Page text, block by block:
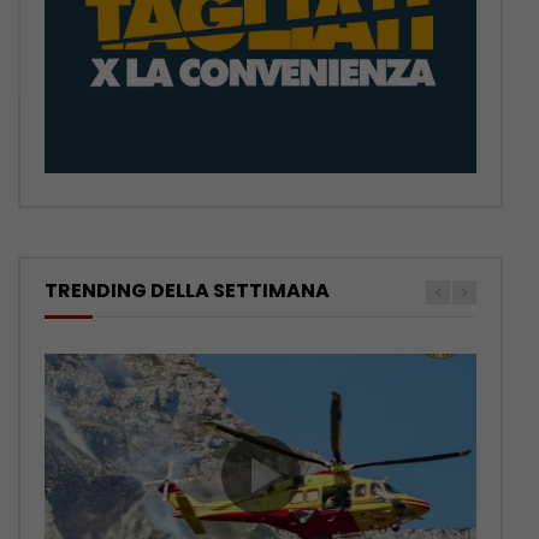
TRENDING DELLA SETTIMANA